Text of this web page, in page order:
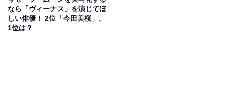
なら「ヴィーナス」を演じてほ
しい俳優！ 2位「今田美桜」、
1位は？